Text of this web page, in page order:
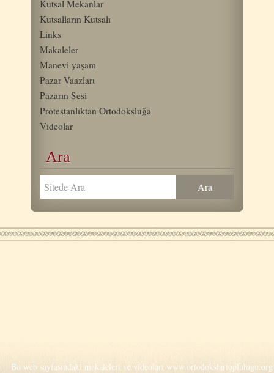
Kutsal Mekanlar
Kutsalların Kutsalı
Links
Makaleler
Manevi yaşam
Pazar Vaazlarι
Pazarın Sesi
Protestanlıktan Ortodoksluğa
Videolar
Ara
Bu web sayfasındaki makaleleri ve videoları www.ortodokslartoplulugu.org